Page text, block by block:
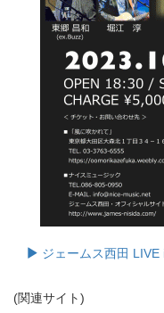
ジェームス西田
(関連サイト)